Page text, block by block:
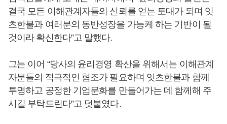
결국 모든 이해관계자들의 신뢰를 얻는 토대가 되며 잇
츠한불과 여러분의 동반성장을 가능케 하는 기반이 될
것이라 확신한다”고 말했다.
그는 이어 “당사의 윤리경영 확산을 위해서는 이해관계
자분들의 적극적인 협조가 필요하며 잇츠한불과 함께
투명하고 공정한 기업문화를 만들어가는 데 함께해 주
시길 부탁드린다”고 덧붙였다.